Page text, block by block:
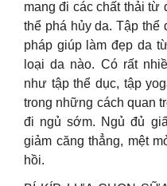
mang đi các chất thải từ
thể phá hủy da. Tập
pháp giúp làm đẹp da
loại da nào. Có rất
như tập thể dục, tập
trong những cách quan
đi ngủ sớm. Ngủ đủ
giảm căng thẳng, mệt
hồi.